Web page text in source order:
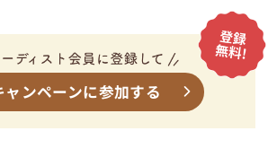
ャンペーンに参加する